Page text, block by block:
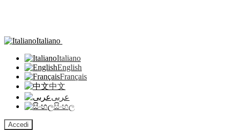
Italiano
Italiano
English
Français
中文
عربى
සිංහල
Accedi